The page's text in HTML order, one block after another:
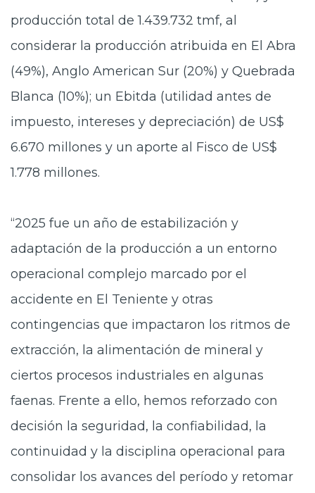
producción total de 1.439.732 tmf, al
considerar la producción atribuida en El Abra
(49%), Anglo American Sur (20%) y Quebrada
Blanca (10%); un Ebitda (utilidad antes de
impuesto, intereses y depreciación) de US$
6.670 millones y un aporte al Fisco de US$
1.778 millones.
“2025 fue un año de estabilización y
adaptación de la producción a un entorno
operacional complejo marcado por el
accidente en El Teniente y otras
contingencias que impactaron los ritmos de
extracción, la alimentación de mineral y
ciertos procesos industriales en algunas
faenas. Frente a ello, hemos reforzado con
decisión la seguridad, la confiabilidad, la
continuidad y la disciplina operacional para
consolidar los avances del período y retomar